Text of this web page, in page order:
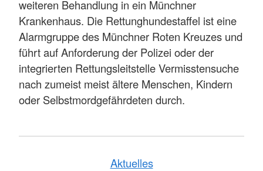
weiteren Behandlung in ein Münchner
Krankenhaus. Die Rettunghundestaffel ist eine
Alarmgruppe des Münchner Roten Kreuzes und
führt auf Anforderung der Polizei oder der
integrierten Rettungsleitstelle Vermisstensuche
nach zumeist meist ältere Menschen, Kindern
oder Selbstmordgefährdeten durch.
Aktuelles